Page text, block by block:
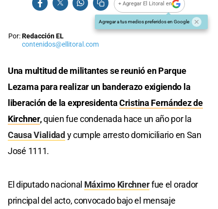
+ Agregar El Litoral en
Agregar a tus medios preferidos en Google
Por:Redacción EL
contenidos@ellitoral.com
Una multitud de militantes se reunió en Parque
Lezama para realizar un banderazo exigiendo la
liberación de la expresidentaCristina Fernández de
Kirchner,quien fue condenada hace un año por la
Causa Vialidady cumple arresto domiciliario en San
José 1111.
El diputado nacional Máximo Kirchnerfue el orador
principal del acto, convocado bajo el mensaje